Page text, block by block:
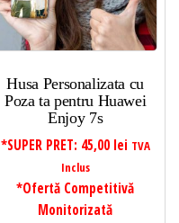
Husa Personalizata cu
Poza ta pentru Huawei
Enjoy 7s
*SUPER PRET: 45,00 lei TVA
Inclus
*Ofertă Competitivă
Monitorizată